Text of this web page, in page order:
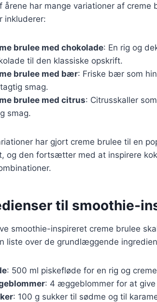
årene har mange variationer af
inkluderer:
brulee med chokolade: En rig og
til den klassiske opskrift.
brulee med bær: Friske bær som
smag.
brulee med citrus: Citrusskaller
smag.
har gjort creme brulee til en
og den fortsætter med at inspirere
til smoothie-
smoothie-inspireret creme brulee
liste over de grundlæggende
: 500 ml piskefløde for en rig og
: 4 æggeblommer for at
: 100 g sukker til sødme og til